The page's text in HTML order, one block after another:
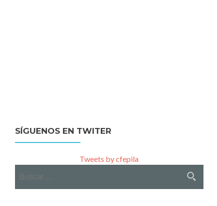
SÍGUENOS EN TWITER
Tweets by cfepila